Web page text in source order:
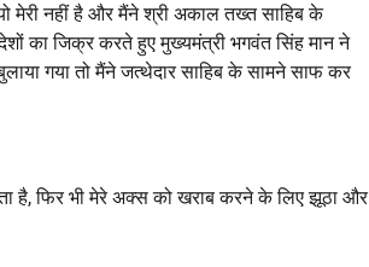
मेरी नहीं है और मैंने श्री अकाल तख्त साहिब के
का जिक्र करते हुए मुख्यमंत्री भगवंत सिंह मान ने
गया तो मैंने जत्थेदार साहिब के सामने साफ कर
है, फिर भी मेरे अक्स को खराब करने के लिए झूठा और